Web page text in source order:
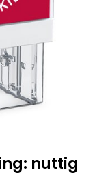
nuttig